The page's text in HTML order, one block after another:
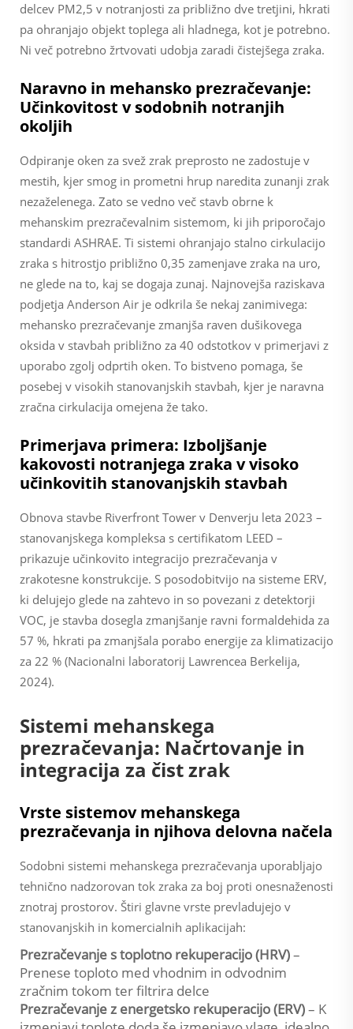
delcev PM2,5 v notranjosti za približno dve tretjini, hkrati
pa ohranjajo objekt toplega ali hladnega, kot je potrebno.
Ni več potrebno žrtvovati udobja zaradi čistejšega zraka.
Naravno in mehansko prezračevanje:
Učinkovitost v sodobnih notranjih
okoljih
Odpiranje oken za svež zrak preprosto ne zadostuje v
mestih, kjer smog in prometni hrup naredita zunanji zrak
nezaželenega. Zato se vedno več stavb obrne k
mehanskim prezračevalnim sistemom, ki jih priporočajo
standardi ASHRAE. Ti sistemi ohranjajo stalno cirkulacijo
zraka s hitrostjo približno 0,35 zamenjave zraka na uro,
ne glede na to, kaj se dogaja zunaj. Najnovejša raziskava
podjetja Anderson Air je odkrila še nekaj zanimivega:
mehansko prezračevanje zmanjša raven dušikovega
oksida v stavbah približno za 40 odstotkov v primerjavi z
uporabo zgolj odprtih oken. To bistveno pomaga, še
posebej v visokih stanovanjskih stavbah, kjer je naravna
zračna cirkulacija omejena že tako.
Primerjava primera: Izboljšanje
kakovosti notranjega zraka v visoko
učinkovitih stanovanjskih stavbah
Obnova stavbe Riverfront Tower v Denverju leta 2023 –
stanovanjskega kompleksa s certifikatom LEED –
prikazuje učinkovito integracijo prezračevanja v
zrakotesne konstrukcije. S posodobitvijo na sisteme ERV,
ki delujejo glede na zahtevo in so povezani z detektorji
VOC, je stavba dosegla zmanjšanje ravni formaldehida za
57 %, hkrati pa zmanjšala porabo energije za klimatizacijo
za 22 % (Nacionalni laboratorij Lawrencea Berkelija,
2024).
Sistemi mehanskega
prezračevanja: Načrtovanje in
integracija za čist zrak
Vrste sistemov mehanskega
prezračevanja in njihova delovna načela
Sodobni sistemi mehanskega prezračevanja uporabljajo
tehnično nadzorovan tok zraka za boj proti onesnaženosti
znotraj prostorov. Štiri glavne vrste prevladujejo v
stanovanjskih in komercialnih aplikacijah:
Prezračevanje s toplotno rekuperacijo (HRV)–
Prenese toploto med vhodnim in odvodnim
zračnim tokom ter filtrira delce
Prezračevanje z energetsko rekuperacijo (ERV)– K